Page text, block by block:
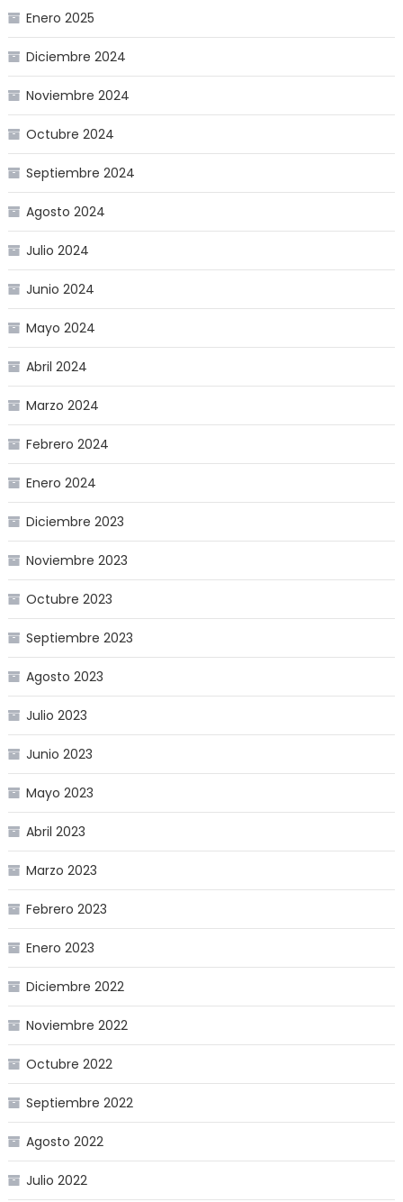
Enero 2025
Diciembre 2024
Noviembre 2024
Octubre 2024
Septiembre 2024
Agosto 2024
Julio 2024
Junio 2024
Mayo 2024
Abril 2024
Marzo 2024
Febrero 2024
Enero 2024
Diciembre 2023
Noviembre 2023
Octubre 2023
Septiembre 2023
Agosto 2023
Julio 2023
Junio 2023
Mayo 2023
Abril 2023
Marzo 2023
Febrero 2023
Enero 2023
Diciembre 2022
Noviembre 2022
Octubre 2022
Septiembre 2022
Agosto 2022
Julio 2022